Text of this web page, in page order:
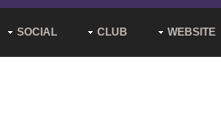
SOCIAL CLUB WEBSITE